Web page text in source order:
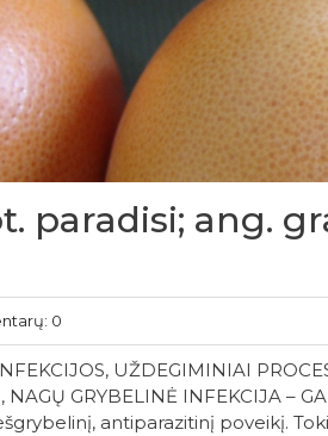
paradisi; ang.
0
UŽDEGIMINIAI
GRYBELINĖ INFEKCIJA –
antiparazitinį poveikį.